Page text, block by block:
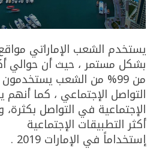
يستخدم الشعب الإماراتي
بشكل مستمر ، حيث أن حوالي
من 99% من الشعب
التواصل الإجتماعي ، كما
الإجتماعية في التواصل
أكثر التطبيقات الإجتماعية
إستخداماً في الإمارات 2019 .